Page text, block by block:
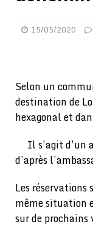
[
[
[
[
[
15/05/2020
Selon un
destination de
hexagonal et
Il s’agit d’un
d’après
Les réservations
même situation
sur de prochains